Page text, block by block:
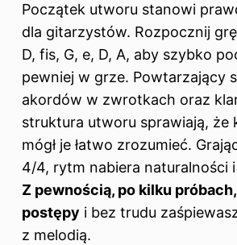
Początek utworu stanowi
dla gitarzystów. Rozpocznij
D, fis, G, e, D, A, aby szybko
pewniej w grze. Powtarzający
akordów w zwrotkach oraz
struktura utworu sprawiają, że
mógł je łatwo zrozumieć.
4/4, rytm nabiera naturalności
Z pewnością, po kilku
postępy i bez trudu
z melodią.